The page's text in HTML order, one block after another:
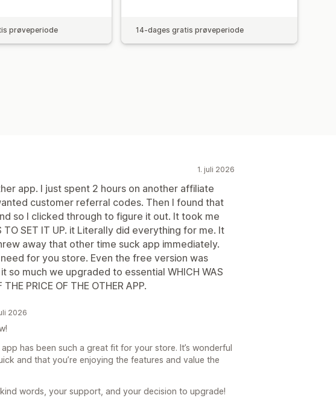
prøveperiode 14-dages gratis prøveperiode
1. juli 2026
app. I just spent 2 hours on another affiliate
customer referral codes. Then I found that
so I clicked through to figure it out. It took me
TO SET IT UP. it Literally did everything for me. It
away that other time suck app immediately.
for you store. Even the free version was
so much we upgraded to essential WHICH WAS
PRICE OF THE OTHER APP.
2026
has been such a great fit for your store. It’s wonderful
and that you’re enjoying the features and value the
words, your support, and your decision to upgrade!